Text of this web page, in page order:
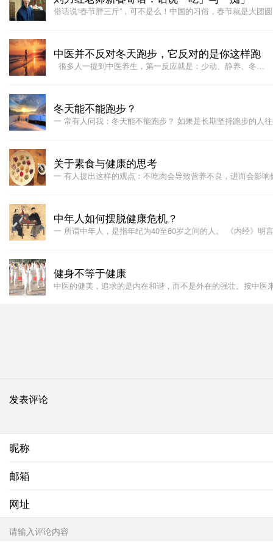
俗话说“春节胖三斤”，可不是么！中国的习俗，春节就是大团
中医并不反对冬天跑步，它反对的是你这样跑
很多人一提到中医养生，第一反应就是：少动、静养、冬…
冬天能不能跑步？
一 常有人问我：冬天能不能跑步？ 如果是长期坚持跑步的人
关于素食与健康的思考
一 有人提出这样的观点：不吃肉会导致营养不良，进而会影
中年人如何摆脱健康危机？
一 所谓中年人，是指年纪为40至60岁之间的人。 《内经》明
健身不等于健康
中医的健美，追求的是内在和谐，而不是外在的强壮。按中
发表评论
昵称
邮箱
网址
请输入评论内容